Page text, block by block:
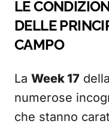
LE
DELLE
CAMPO
La Week 17 della
numerose
che stanno